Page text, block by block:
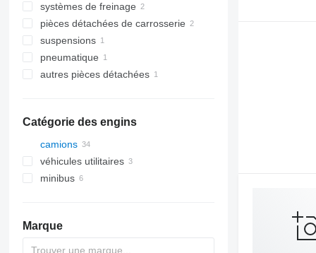
phares
clignotants
systèmes de freinage
maîtres-cylindres de frein
pédales de frein
pièces détachées de carrosserie
châssis
pare-chocs
suspensions
volants
pneumatique
chambres de frein
autres pièces détachées
Catégorie des engins
camions
véhicules utilitaires
minibus
Marque